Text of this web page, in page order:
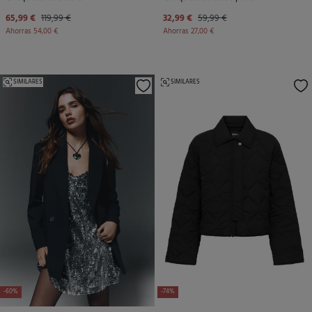
65,99 € 119,99 €
Ahorras 54,00 €
32,99 € 59,99 €
Ahorras 27,00 €
-60%
SIMILARES
-74%
SIMILARES